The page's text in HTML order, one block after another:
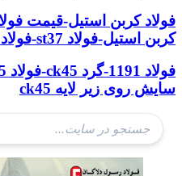
فولاد کربن استیل-قیمت
کربن استیل-فولاد st37-فولاد a36
سایش روی زیر لایه ck45